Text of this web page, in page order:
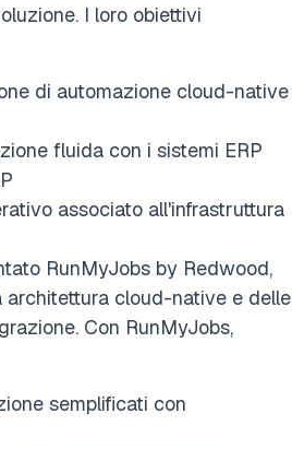
I loro obiettivi
di automazione cloud-native
fluida con i sistemi ERP
associato all'infrastruttura
RunMyJobs by Redwood,
architettura cloud-native e delle
Con RunMyJobs,
semplificati con